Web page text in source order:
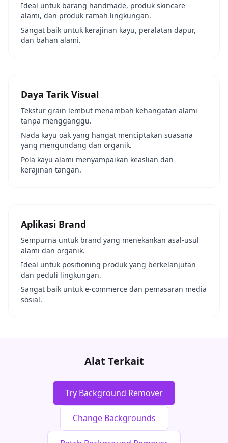
Ideal untuk barang handmade, produk skincare
alami, dan produk ramah lingkungan.
Sangat baik untuk kerajinan kayu, peralatan dapur,
dan bahan alami.
Daya Tarik Visual
Tekstur grain lembut menambah kehangatan alami
tanpa mengganggu.
Nada kayu oak yang hangat menciptakan suasana
yang mengundang dan organik.
Pola kayu alami menyampaikan keaslian dan
kerajinan tangan.
Aplikasi Brand
Sempurna untuk brand yang menekankan asal-usul
alami dan organik.
Ideal untuk positioning produk yang berkelanjutan
dan peduli lingkungan.
Sangat baik untuk e-commerce dan pemasaran media
sosial.
Alat Terkait
Try Background Remover
Change Backgrounds